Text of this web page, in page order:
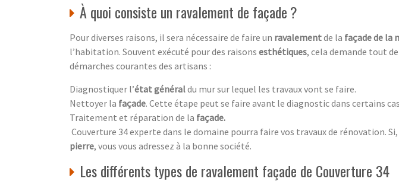
À quoi consiste un ravalement de façade ?
Pour diverses raisons, il sera nécessaire de faire un ravalementde la façade de la
l’habitation. Souvent exécuté pour des raisons esthétiques, cela demande tout
démarches courantes des artisans :
Diagnostiquer l’état généraldu mur sur lequel les travaux vont se faire.
Nettoyer la façade. Cette étape peut se faire avant le diagnostic dans certains
Traitement et réparation de la façade.
Couverture 34 experte dans le domaine pourra faire vos travaux de rénovation.
pierre, vous vous adressez à la bonne société.
Les différents types de ravalement façade de Couverture 34